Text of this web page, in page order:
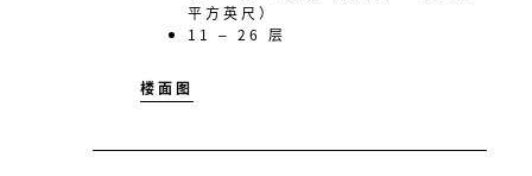
平方英尺）
11 – 26 层
楼面图